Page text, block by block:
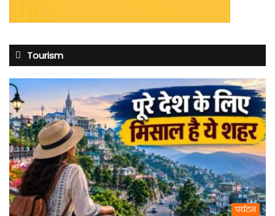
Tourism
पर्यटन